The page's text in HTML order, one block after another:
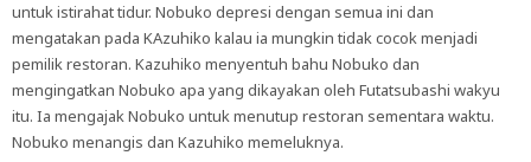
untuk istirahat tidur. Nobuko depresi dengan semua ini dan
mengatakan pada KAzuhiko kalau ia mungkin tidak cocok menjadi
pemilik restoran. Kazuhiko menyentuh bahu Nobuko dan
mengingatkan Nobuko apa yang dikayakan oleh Futatsubashi wakyu
itu. Ia mengajak Nobuko untuk menutup restoran sementara waktu.
Nobuko menangis dan Kazuhiko memeluknya.